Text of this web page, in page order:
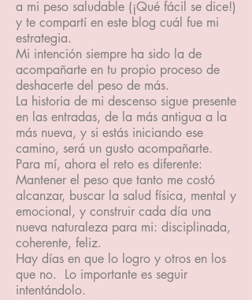
a mi peso saludable (¡Qué fácil se dice!)
y te compartí en este blog cuál fue mi
estrategia.
Mi intención siempre ha sido la de
acompañarte en tu propio proceso de
deshacerte del peso de más.
La historia de mi descenso sigue presente
en las entradas, de la más antigua a la
más nueva, y si estás iniciando ese
camino, será un gusto acompañarte.
Para mí, ahora el reto es diferente:
Mantener el peso que tanto me costó
alcanzar, buscar la salud física, mental y
emocional, y construir cada día una
nueva naturaleza para mi: disciplinada,
coherente, feliz.
Hay días en que lo logro y otros en los
que no. Lo importante es seguir
intentándolo.